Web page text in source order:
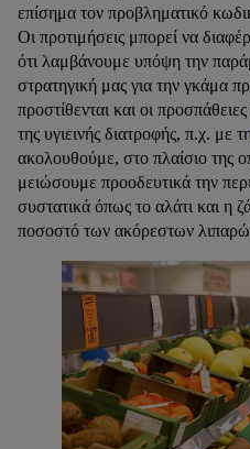
επίσημα τον προβληματικό
Οι προτιμήσεις μπορεί να
ότι λαμβάνουμε υπόψη την
στρατηγική μας για την γκάμα
προστίθενται και οι
της υγιεινής διατροφής, π.χ. με
ακολουθούμε, στο πλαίσιο της
μειώσουμε προοδευτικά την
συστατικά όπως το αλάτι και η
ποσοστό των ακόρεστων